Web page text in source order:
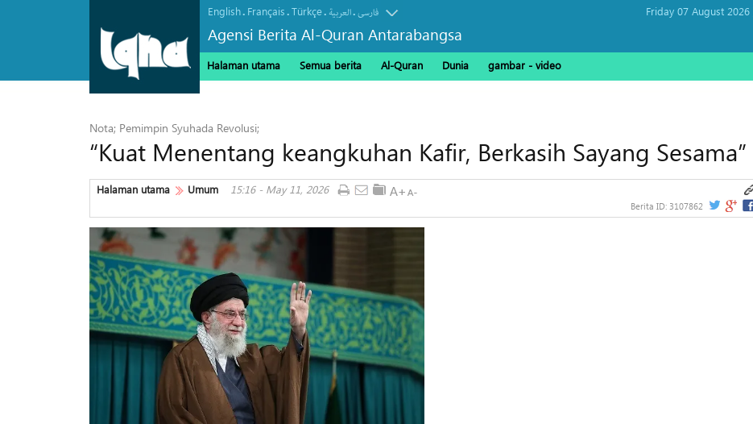
English. Français.Türkçe. العربیة.فارسی
Agensi Berita Al-Quran Antarabangsa
Friday 07 August 2026 ,
Halaman utama Semua berita Al-Quran Dunia gambar - video
Nota; Pemimpin Syuhada Revolusi;
“Kuat Menentang keangkuhan Kafir, Berkasih Sayang Sesama”
Halaman utama Umum 15:16 - May 11, 2026
Berita ID: 3107862